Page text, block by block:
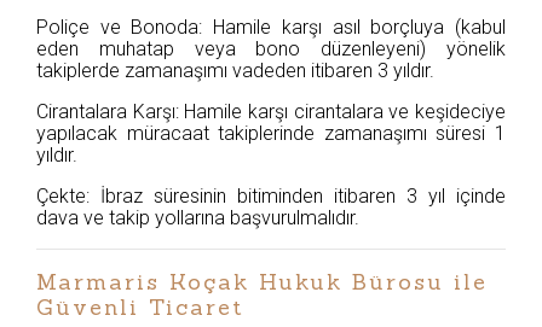
Poliçe ve Bonoda: Hamile karşı asıl borçluya (kabul
eden muhatap veya bono düzenleyeni) yönelik
takiplerde zamanaşımı vadeden itibaren 3 yıldır.
Cirantalara Karşı: Hamile karşı cirantalara ve keşideciye
yapılacak müracaat takiplerinde zamanaşımı süresi 1
yıldır.
Çekte: İbraz süresinin bitiminden itibaren 3 yıl içinde
dava ve takip yollarına başvurulmalıdır.
Marmaris Koçak Hukuk Bürosu ile
Güvenli Ticaret